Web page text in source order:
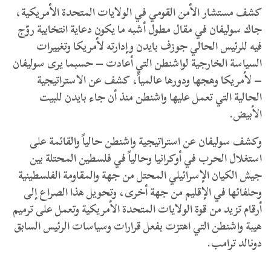
كشف مستشار الأمن القومي في الولايات المتحدة الأمريكية،
جاك سوليفان في مقال مطول أشبه ما يكون دعاية انتخابية روّج
فيه للرئيس الحالي جوزف بايدن وإدارته لأمريكا وتغييرات
السياسة الخارجية لواشنطن التي أعادت – حسبما يرى سوليفان
– لأمريكا وهجها ودورها عالمياً، كشف عن الاستراتيجية
الحالية التي تعمل عليها واشنطن منذ أن جاء بايدن للبيت
الأبيض.
وكشف سوليفان عن استراتيجية واشنطن حالياً والقائمة على
استغلال الحرب في أوكرانيا وحالياً في فلسطين المحتلة بين
جيش الكيان الإسرائيلي المحتل من جهة والمقاومة الفلسطينية
وحلفائها في الإقليم من جهة أخرى، وتحويل هذا الصراع إلى
أرقام تزيد من قوة الولايات المتحدة الأمريكية وتعمل على ترميم
هيبة واشنطن التي اهتزت بفعل قرارات وسياسات الرئيس السابق
دونالد ترامب.